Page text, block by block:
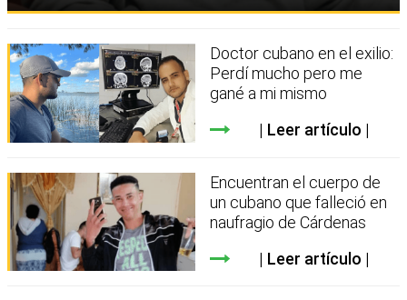
Doctor cubano en el exilio:
Perdí mucho pero me
gané a mi mismo
Leer artículo
Encuentran el cuerpo de
un cubano que falleció en
naufragio de Cárdenas
Leer artículo